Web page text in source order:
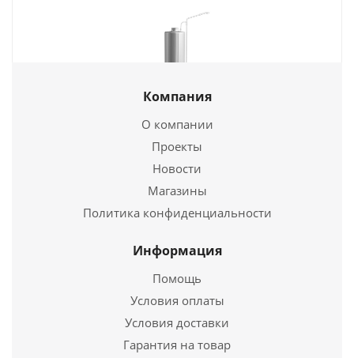
Колонка водогрейная Ермак КВЭ-II-90
Подробнее
Купить в 1 клик
Компания
О компании
Проекты
Новости
Магазины
Политика конфиденциальности
Информация
Помощь
Условия оплаты
Условия доставки
Гарантия на товар